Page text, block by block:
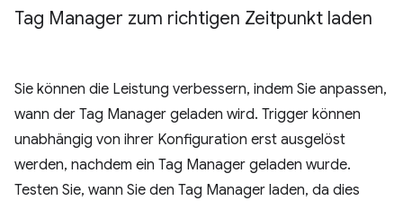
Tag Manager zum richtigen Zeitpunkt laden
Sie können die Leistung verbessern, indem Sie anpassen,
wann der Tag Manager geladen wird. Trigger können
unabhängig von ihrer Konfiguration erst ausgelöst
werden, nachdem ein Tag Manager geladen wurde.
Testen Sie, wann Sie den Tag Manager laden, da dies